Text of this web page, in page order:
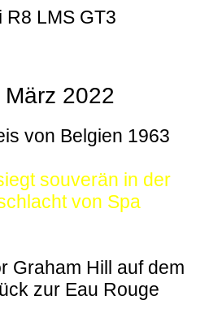
R8 LMS GT3
März 2022
von Belgien 1963
souverän in der
von Spa
Graham Hill auf dem
zur Eau Rouge